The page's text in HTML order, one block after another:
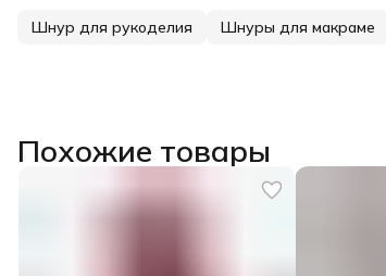
Шнур для рукоделия Шнуры для макраме
Похожие товары